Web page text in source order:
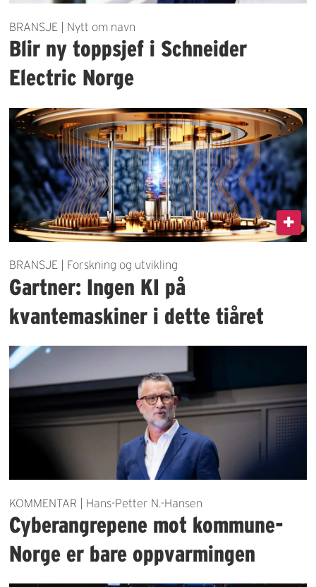
BRANSJE | Nytt om navn
Blir ny toppsjef i Schneider
Electric Norge
BRANSJE | Forskning og utvikling
Gartner: Ingen KI på
kvantemaskiner i dette tiåret
KOMMENTAR | Hans-Petter N.-Hansen
Cyberangrepene mot kommune-
Norge er bare oppvarmingen